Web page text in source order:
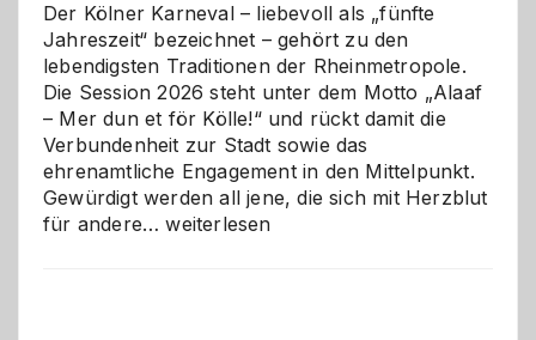
Der Kölner Karneval – liebevoll als „fünfte
Jahreszeit“ bezeichnet – gehört zu den
lebendigsten Traditionen der Rheinmetropole.
Die Session 2026 steht unter dem Motto „Alaaf
– Mer dun et för Kölle!“ und rückt damit die
Verbundenheit zur Stadt sowie das
ehrenamtliche Engagement in den Mittelpunkt.
Gewürdigt werden all jene, die sich mit Herzblut
für andere…Kölner
weiterlesen